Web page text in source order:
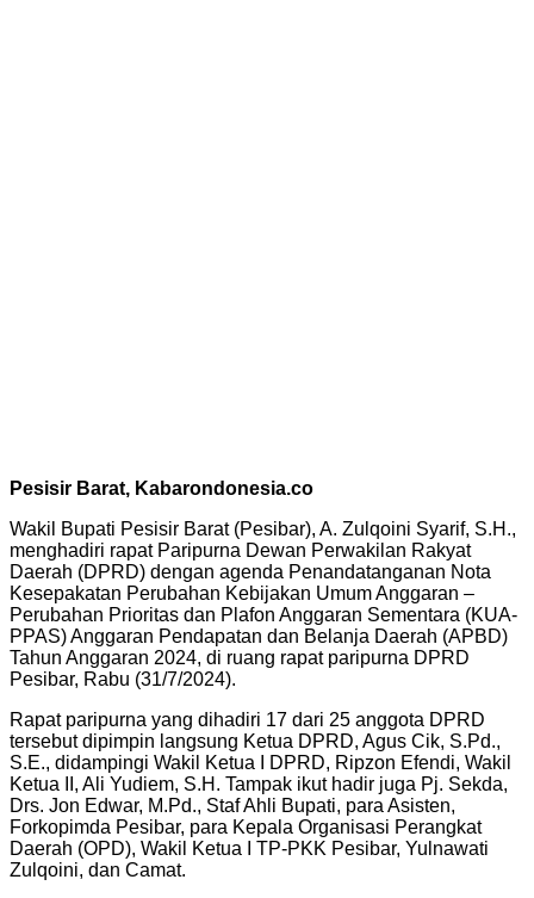
Pesisir Barat, Kabarondonesia.co
Wakil Bupati Pesisir Barat (Pesibar), A. Zulqoini Syarif, S.H.,
menghadiri rapat Paripurna Dewan Perwakilan Rakyat
Daerah (DPRD) dengan agenda Penandatanganan Nota
Kesepakatan Perubahan Kebijakan Umum Anggaran –
Perubahan Prioritas dan Plafon Anggaran Sementara (KUA-
PPAS) Anggaran Pendapatan dan Belanja Daerah (APBD)
Tahun Anggaran 2024, di ruang rapat paripurna DPRD
Pesibar, Rabu (31/7/2024).
Rapat paripurna yang dihadiri 17 dari 25 anggota DPRD
tersebut dipimpin langsung Ketua DPRD, Agus Cik, S.Pd.,
S.E., didampingi Wakil Ketua I DPRD, Ripzon Efendi, Wakil
Ketua II, Ali Yudiem, S.H. Tampak ikut hadir juga Pj. Sekda,
Drs. Jon Edwar, M.Pd., Staf Ahli Bupati, para Asisten,
Forkopimda Pesibar, para Kepala Organisasi Perangkat
Daerah (OPD), Wakil Ketua I TP-PKK Pesibar, Yulnawati
Zulqoini, dan Camat.